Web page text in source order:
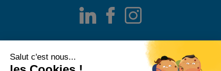
LinkedIn
Facebook
Instagram